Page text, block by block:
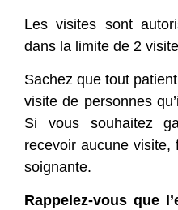
Les visites sont
dans la limite de 2
Sachez que tout
visite de personnes
Si vous souhaitez
recevoir aucune visite,
soignante.
Rappelez-vous que